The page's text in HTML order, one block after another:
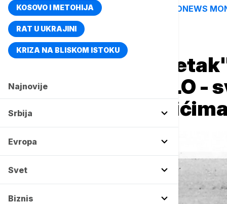
KOSOVO I METOHIJA
RAT U UKRAJINI
KRIZA NA BLISKOM ISTOKU
Najnovije
Srbija
Evropa
Svet
Biznis
TOP TAGOVI EURONEWS
Naslovna Magazin
"Ovo je tek
dokumenti o NLO -
misterioznim